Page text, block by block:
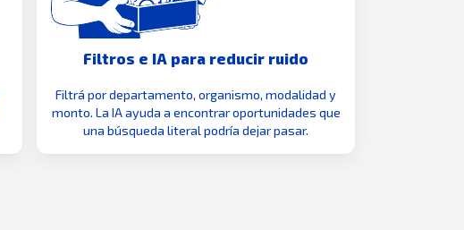
Filtros e IA para reducir ruido
Filtrá por departamento, organismo, modalidad y
monto. La IA ayuda a encontrar oportunidades que
una búsqueda literal podría dejar pasar.